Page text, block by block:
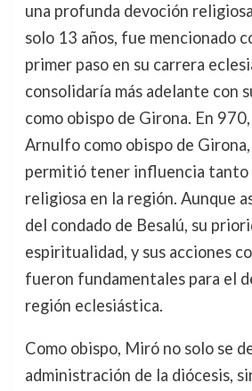
una profunda devoción
solo 13 años, fue mencionado
primer paso en su carrera
consolidaría más adelante con
como obispo de Girona. En
Arnulfo como obispo de
permitió tener influencia tanto
religiosa en la región. Aunque
del condado de Besalú, su
espiritualidad, y sus acciones
fueron fundamentales para el
región eclesiástica.
Como obispo, Miró no solo se
administración de la diócesis,